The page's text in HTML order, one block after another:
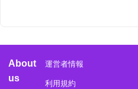
About
us
運営者情報
利用規約